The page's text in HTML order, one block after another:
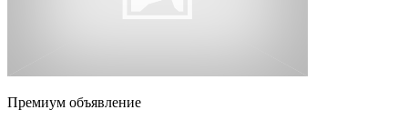
Премиум объявление